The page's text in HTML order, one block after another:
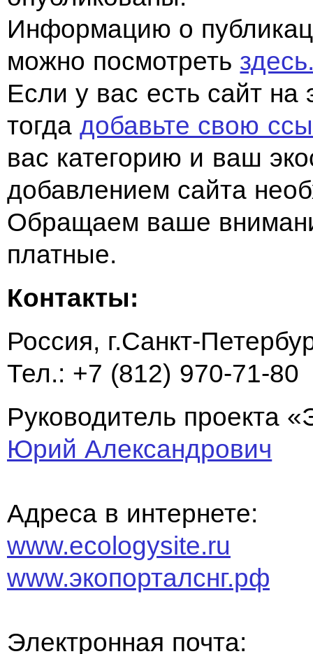
Информацию о
можно посмотреть
Если у вас есть сайт на
тогдадобавьте свою
вас категорию и ваш
добавлением сайта
Обращаем ваше
платные.
Контакты:
Россия, г.Санкт-
Тел.: +7 (812) 970-71-80
Руководитель проекта
Юрий Александрович
Адреса в интернете:
www.ecologysite.ru
www.экопорталснг.рф
Электронная почта: